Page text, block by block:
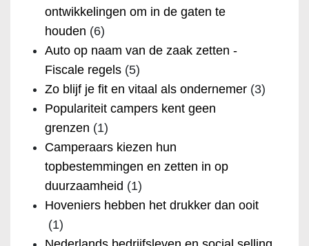
ontwikkelingen om in de gaten te
houden (6)
Auto op naam van de zaak zetten -
Fiscale regels (5)
Zo blijf je fit en vitaal als ondernemer (3)
Populariteit campers kent geen
grenzen (1)
Camperaars kiezen hun
topbestemmingen en zetten in op
duurzaamheid (1)
Hoveniers hebben het drukker dan ooit
(1)